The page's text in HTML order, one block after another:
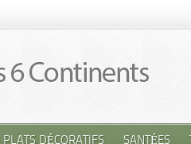
PLATS DÉCORATIFS SANTÉES